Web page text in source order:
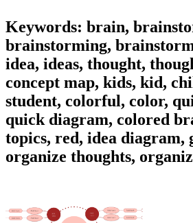
Keywords: brain,
brainstorming,
idea, ideas, thought,
concept map, kids, kid,
student, colorful, color,
quick diagram, colored
topics, red, idea diagram,
organize thoughts,